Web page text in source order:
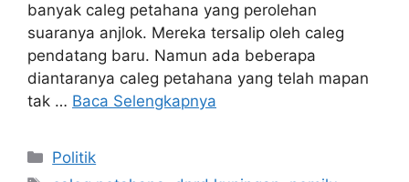
banyak caleg petahana yang perolehan
suaranya anjlok. Mereka tersalip oleh caleg
pendatang baru. Namun ada beberapa
diantaranya caleg petahana yang telah mapan
tak … Baca Selengkapnya
Kategori
Politik